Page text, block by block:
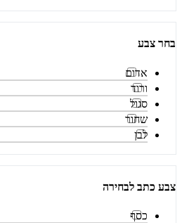
בחר צבע
אדום
ורוד
סגול
שחור
לבן
צבע כתב לבחירה
כסף